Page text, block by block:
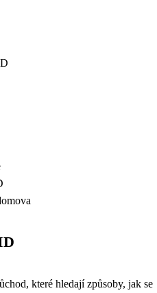
které hledají způsoby, jak se